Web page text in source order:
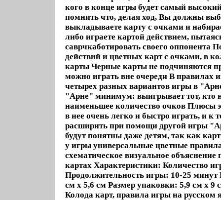
кого в конце игры будет самый
помнить что, делая ход, Вы должны
выкладываете карту с очками и
либо играете картой действием,
саврчкаботировать своего оппонента
действий и цветных карт с очками, в
карты Черные карты не подчиняются
можно играть вне очереди В правилах
четырех разных вариантов игры в
"Арне" минимум: выигрывает тот, кто
наименьшее количество очков Плюсы
в нее очень легко и быстро играть, и к
расширить при помощи другой игры
будут понятны даже детям, так как
у игры универсальные цветные
схематическое визуальное
картах Характеристики: Количество
Продолжительность игры: 10-25 минут
см х 5,6 см Размер упаковки: 5,9 см х 9
Колода карт, правила игры на русском